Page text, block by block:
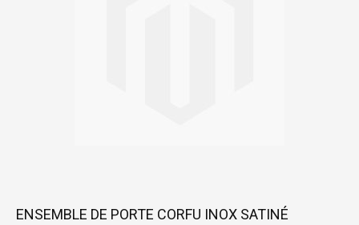
Skip
ENSEMBLE DE PORTE CORFU INOX SATINÉ